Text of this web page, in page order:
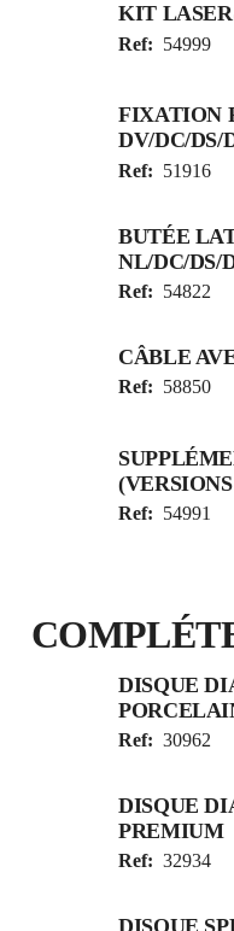
KIT
Ref: 54999
FIXATION
DV/DC/DS/
Ref: 51916
BUTÉE
NL/DC/DS/
Ref: 54822
CÂBLE
Ref: 58850
Ref: 54991
DISQUE
Ref: 30962
DISQUE
PREMIUM
Ref: 32934